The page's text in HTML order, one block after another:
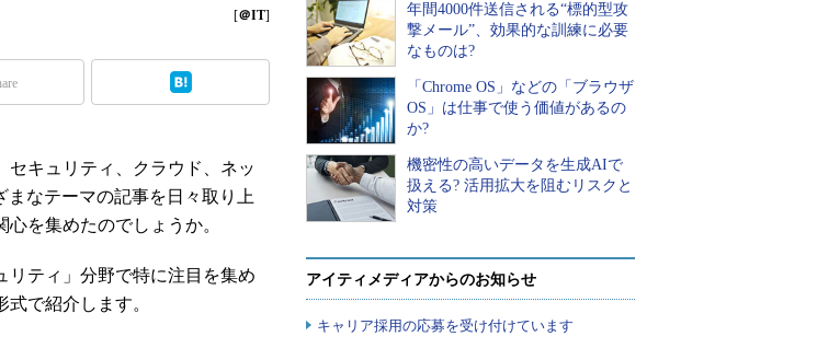
Master of IP Network
Security & Trust
[＠IT]
キュリティ、クラウド、ネッ
まなテーマの記事を日々取り上
を集めたのでしょうか。
ティ」分野で特に注目を集め
で紹介します。
年間4000件送信される“標的型攻
撃メール”、効果的な訓練に必要
なものは?
「Chrome OS」などの「ブラウザ
OS」は仕事で使う価値があるの
か?
機密性の高いデータを生成AIで
扱える? 活用拡大を阻むリスクと
対策
アイティメディアからのお知らせ
キャリア採用の応募を受け付けています